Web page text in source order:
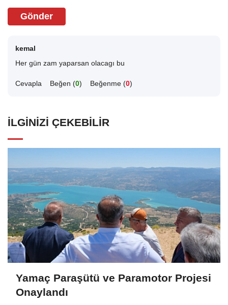
Gönder
kemal
Her gün zam yaparsan olacagı bu
Cevapla Beğen (0) Beğenme (0)
İLGINIZI ÇEKEBILIR
Yamaç Paraşütü ve Paramotor Projesi
Onaylandı